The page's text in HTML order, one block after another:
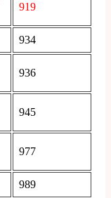
919
934
936
945
977
989